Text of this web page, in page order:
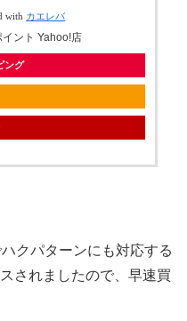
with カエレバ
ント Yahoo!店
ング
クパターンにも対応する
されましたので、早速買